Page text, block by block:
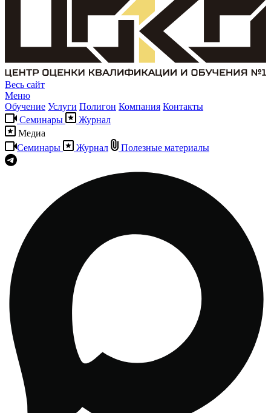
Весь сайт
Меню
Обучение Услуги Полигон Компания Контакты
Семинары
Журнал
Медиа
Семинары
Журнал Полезные материалы